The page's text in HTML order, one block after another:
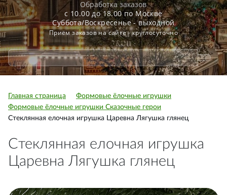
Обработка заказов
с 10.00 до 18.00 по Москве
Суббота/Воскресенье - выходной
Приём заказов на сайте - круглосуточно
Главная страница
Формовые ёлочные игрушки
Формовые ёлочные игрушки Сказочные герои
Стеклянная елочная игрушка Царевна Лягушка глянец
Стеклянная елочная игрушка
Царевна Лягушка глянец